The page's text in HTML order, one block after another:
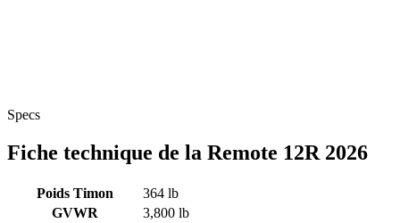
Specs
Fiche technique de la Remote 12R 2026
Poids Timon
364 lb
GVWR
3,800 lb